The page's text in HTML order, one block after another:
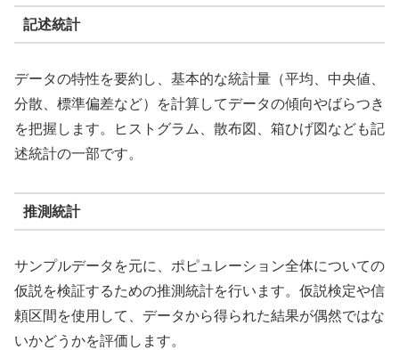
記述統計
データの特性を要約し、基本的な統計量（平均、中央値、
分散、標準偏差など）を計算してデータの傾向やばらつき
を把握します。ヒストグラム、散布図、箱ひげ図なども記
述統計の一部です。
推測統計
サンプルデータを元に、ポピュレーション全体についての
仮説を検証するための推測統計を行います。仮説検定や信
頼区間を使用して、データから得られた結果が偶然ではな
いかどうかを評価します。